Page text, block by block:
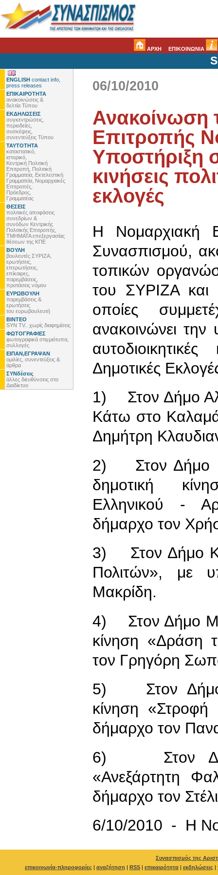
ΑΡΧΗ ΕΠΙΚΟΙΝΩΝΙΑ
ENGLISH contact info,
press releases
ΕΠΙΚΑΙΡΟΤΗΤΑ
ανακοινώσεις &
δελτία Τύπου
ΕΚΔΗΛΩΣΕΙΣ
συγκεντρώσεις,
περιοδείες,
συσκέψεις,
συνεντεύξεις Τύπου
ΤΑΥΤΟΤΗΤΑ
καταστατικό,
ιστορικό,
Κεντρική Πολιτική
Επιτροπή, Πολιτική
Γραμματεία, Εκτελεστική
Γραμματεία, Νομαρχιακές
Επιτροπές,
Πρόεδρος,
Γραμματέας
ΘΕΣΕΙΣ
πολιτικές αποφάσεις
συνεδρίων &
συνόδων Κεντρικής
Πολιτικής Επιτροπής,
ΤΜΗΜΑΤΑ επεξεργασίας
θέσεων της ΚΠΕ
ΒΟΥΛΗ
βουλευτές ΣΥΡΙΖΑ,
ερωτήσεις,
επερωτήσεις,
επίκαιρες,
παρεμβάσεις,
προτάσεις νόμου
ΕΥΡΩΒΟΥΛΗ
παρεμβάσεις &
ερωτήσεις
του ευρωβουλευτή
ΒΙΝΤΕΟ
SYN TV.. χωρίς διαφημίσεις
ΦΩΤΟΓΡΑΦΙΕΣ
φωτογραφικά στιγμιότυπα,
συλλογές
ΕΙΠΑΝ,ΕΓΡΑΨΑΝ
ομιλίες, συνεντεύξεις &
άρθρα
ΣΥΝδέσεις
άλλες διευθύνσεις στο
Διαδίκτυο
06/10/2010
Ανακοίνωση
Επιτροπής
Yποστήριξη
κινήσεις
εκλογές
Η Νομαρχιακή
Συνασπισμού,
τοπικών
του ΣΥΡΙΖΑ και
οποίες
ανακοινώνει
Δημοτικές
1) Στον Δήμο
Κάτω στο
Δημήτρη
2) Στον Δήμο
δημοτική
Ελληνικού -
δήμαρχο τον
3) Στον Δήμο
Πολιτών», με
Μακρίδη.
4) Στον Δήμο
κίνηση «Δράση
τον Γρηγόρη
5) Στον Δήμο
κίνηση
δήμαρχο τον
6) Στον
«Ανεξάρτητη
δήμαρχο τον
6/10/2010 - Η
Συνασπισμός της
επικοινωνία-πληροφορίες | αναζήτηση | RSS | επικαιρότητα | εκδηλώσεις |